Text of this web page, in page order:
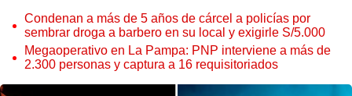
Condenan a más de 5 años de cárcel a policías por
sembrar droga a barbero en su local y exigirle S/5.000
Megaoperativo en La Pampa: PNP interviene a más de
2.300 personas y captura a 16 requisitoriados